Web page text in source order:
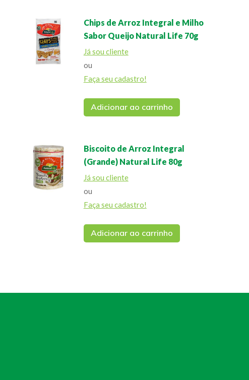
Chips de Arroz Integral e Milho
Sabor Queijo Natural Life 70g
Já sou cliente
ou
Faça seu cadastro!
Adicionar ao carrinho
Biscoito de Arroz Integral
(Grande) Natural Life 80g
Já sou cliente
ou
Faça seu cadastro!
Adicionar ao carrinho